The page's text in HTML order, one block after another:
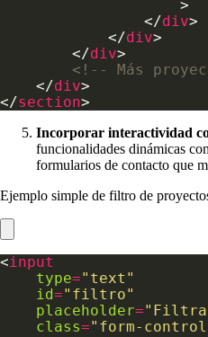
                </
div
            </
div
        </
div
<!-- Más
    </
div
</section
Incorporar interactividad
funcionalidades dinámicas
formularios de contacto que
Ejemplo simple de filtro de
<input
type="text"
id="filtro"
placeholder=
class="form-control